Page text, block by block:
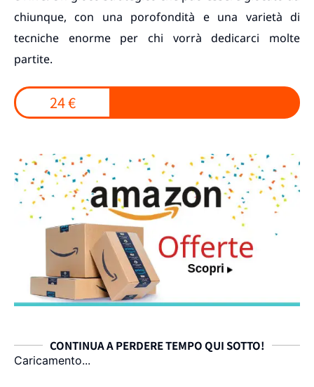
chiunque, con una porofondità e una varietà di
tecniche enorme per chi vorrà dedicarci molte
partite.
24 €
CONTINUA A PERDERE TEMPO QUI SOTTO!
Caricamento...